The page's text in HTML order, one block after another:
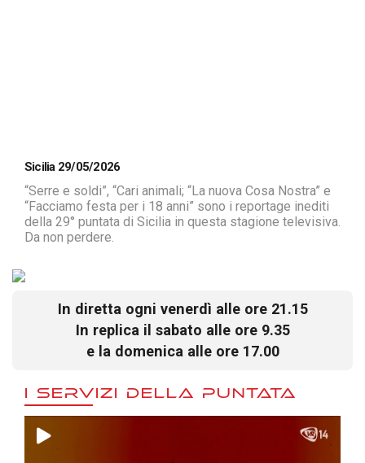
Sicilia 29/05/2026
“Serre e soldi”, “Cari animali; “La nuova Cosa Nostra” e
“Facciamo festa per i 18 anni” sono i reportage inediti
della 29° puntata di Sicilia in questa stagione televisiva.
Da non perdere.
In diretta ogni venerdì alle ore 21.15
In replica il sabato alle ore 9.35
e la domenica alle ore 17.00
I SERVIZI DELLA PUNTATA